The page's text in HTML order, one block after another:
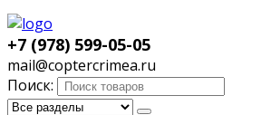
+7 (978) 599-05-05
mail@coptercrimea.ru
Поиск: